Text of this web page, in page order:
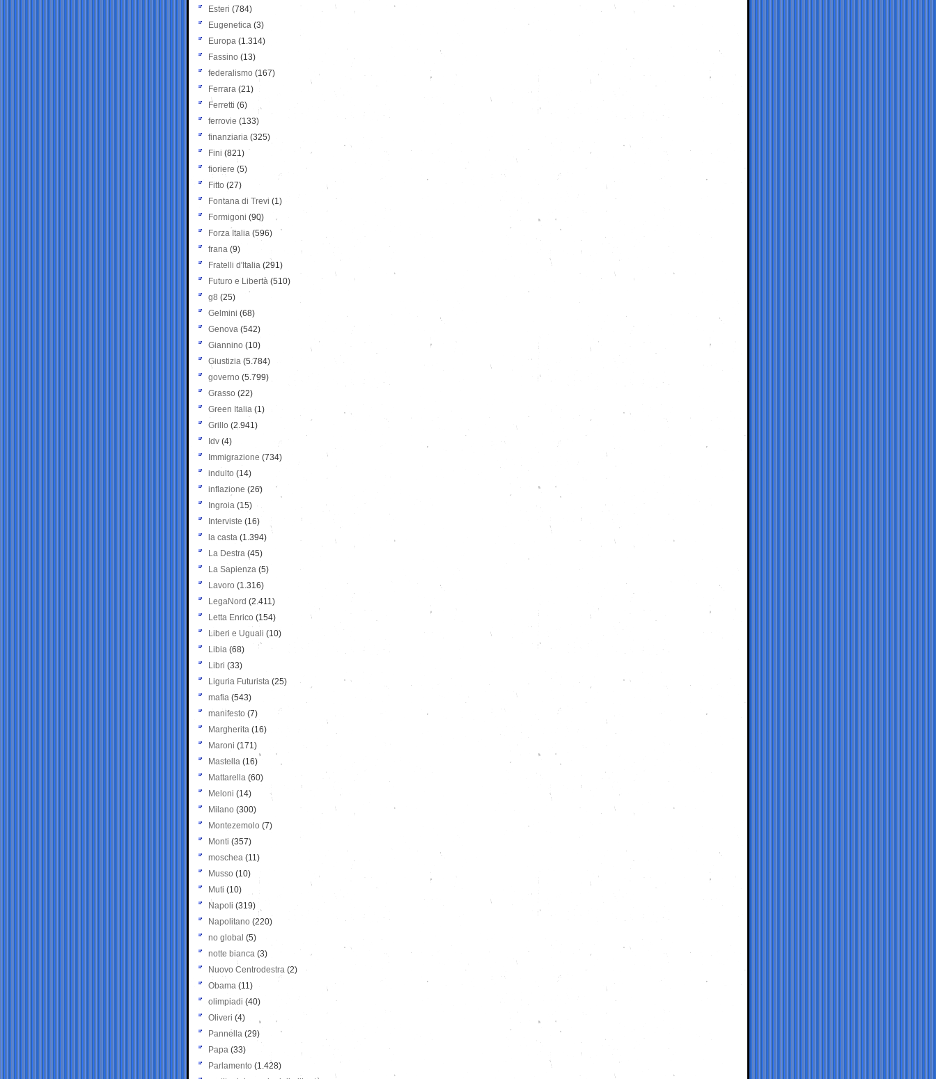
Esteri (784)
Eugenetica (3)
Europa (1.314)
Fassino (13)
federalismo (167)
Ferrara (21)
Ferretti (6)
ferrovie (133)
finanziaria (325)
Fini (821)
fioriere (5)
Fitto (27)
Fontana di Trevi (1)
Formigoni (90)
Forza Italia (596)
frana (9)
Fratelli d'Italia (291)
Futuro e Libertà (510)
g8 (25)
Gelmini (68)
Genova (542)
Giannino (10)
Giustizia (5.784)
governo (5.799)
Grasso (22)
Green Italia (1)
Grillo (2.941)
Idv (4)
Immigrazione (734)
indulto (14)
inflazione (26)
Ingroia (15)
Interviste (16)
la casta (1.394)
La Destra (45)
La Sapienza (5)
Lavoro (1.316)
LegaNord (2.411)
Letta Enrico (154)
Liberi e Uguali (10)
Libia (68)
Libri (33)
Liguria Futurista (25)
mafia (543)
manifesto (7)
Margherita (16)
Maroni (171)
Mastella (16)
Mattarella (60)
Meloni (14)
Milano (300)
Montezemolo (7)
Monti (357)
moschea (11)
Musso (10)
Muti (10)
Napoli (319)
Napolitano (220)
no global (5)
notte bianca (3)
Nuovo Centrodestra (2)
Obama (11)
olimpiadi (40)
Oliveri (4)
Pannella (29)
Papa (33)
Parlamento (1.428)